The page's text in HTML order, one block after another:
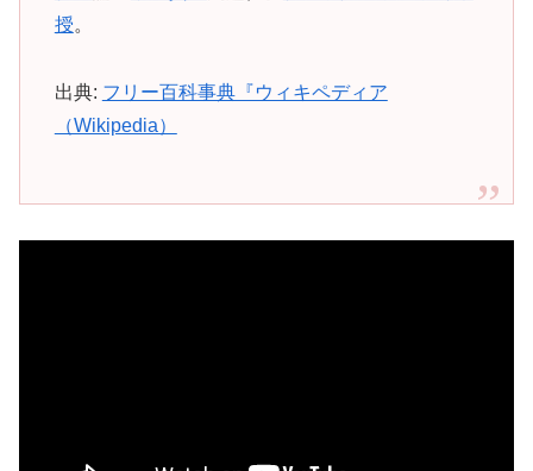
授。
出典: フリー百科事典『ウィキペディア
（Wikipedia）